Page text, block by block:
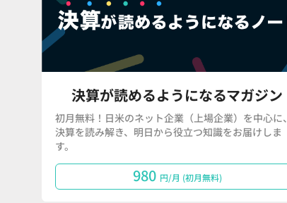
決算が読めるようになるマガジン
初月無料！日米のネット企業（上場企業）を中心に、
決算を読み解き、明日から役立つ知識をお届けしま
す。
980 円/月 (初月無料)